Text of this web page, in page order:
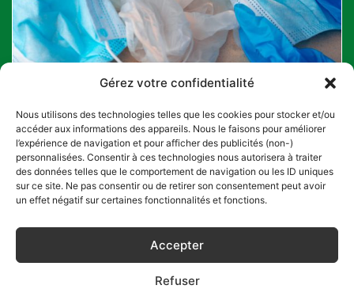
Gérez votre confidentialité
Nous utilisons des technologies telles que les cookies pour stocker et/ou
accéder aux informations des appareils. Nous le faisons pour améliorer
l’expérience de navigation et pour afficher des publicités (non-)
personnalisées. Consentir à ces technologies nous autorisera à traiter
des données telles que le comportement de navigation ou les ID uniques
sur ce site. Ne pas consentir ou de retirer son consentement peut avoir
un effet négatif sur certaines fonctionnalités et fonctions.
Accepter
Refuser
Contactez-nous
Chaque secteur, chaque entreprise, génère des flux et
utilise des procédures de traitement différents. Les
possibilités sont multiples. TRI-LOGIC vous propose LA
solution la plus adaptée à VOS propres besoins.
AUDIT GRATUIT